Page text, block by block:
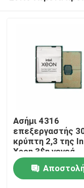
Σπίτι
Προϊόντα
Ασήμι 4316
επεξεργαστής
κρύπτη 2,3 της
Xeon 3$η γενεά
κεντρικών
υπολογιστών
πυρήνων Ghz 20